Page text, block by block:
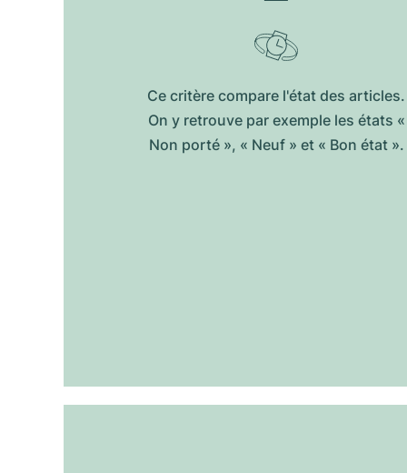
Ce critère compare l'état des articles.
On y retrouve par exemple les états «
Non porté », « Neuf » et « Bon état ».